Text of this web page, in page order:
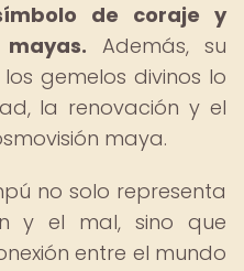
de coraje y
Además, su
gemelos divinos lo
la renovación y el
maya.
no solo representa
y el mal, sino que
entre el mundo